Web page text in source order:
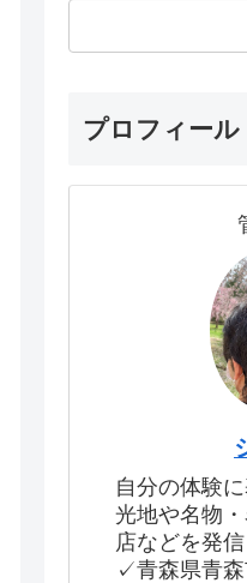
プロフィール
自分の体験
光地や名物
店などを発
✓青森県青